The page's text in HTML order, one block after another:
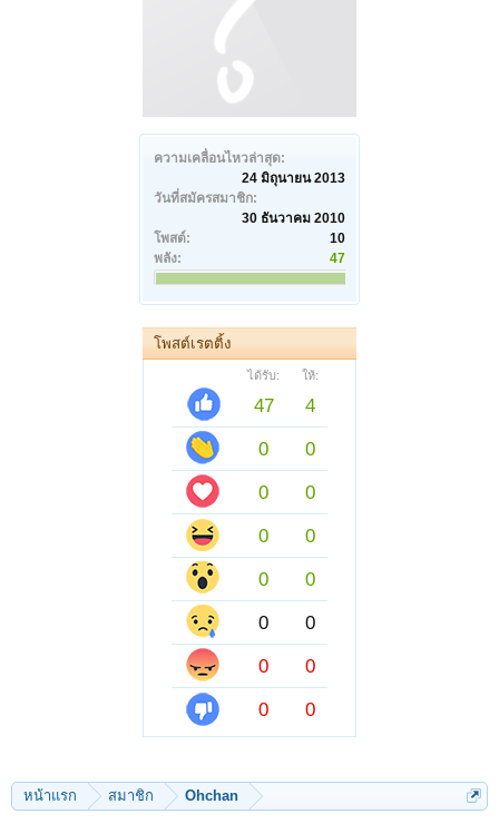
ความเคลื่อนไหวล่าสุด:
24 มิถุนายน 2013
วันที่สมัครสมาชิก:
30 ธันวาคม 2010
โพสต์:
10
พลัง:
47
โพสต์เรตติ้ง
ได้รับ: ให้:
47
4
0
0
0
0
0
0
0
0
0
0
0
0
0
0
หน้าแรก สมาชิก Ohchan